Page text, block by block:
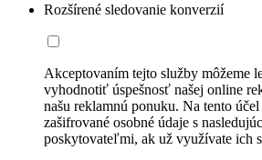
Rozšírené sledovanie konverzií
Akceptovaním tejto služby môžeme
vyhodnotiť úspešnosť našej online
našu reklamnú ponuku. Na tento
zašifrované osobné údaje s
poskytovateľmi, ak už využívate ich